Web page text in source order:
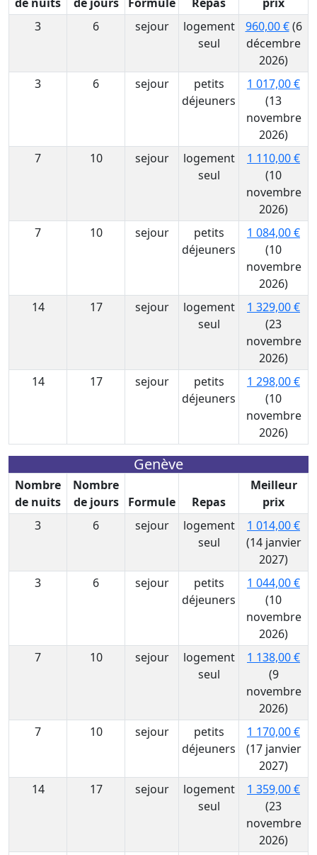
3
6 sejour
logement
seul
960,00 €(6
décembre
2026)
3
6 sejour
petits
déjeuners
1 017,00 €
(13
novembre
2026)
7
10 sejour
logement
seul
1 110,00 €
(10
novembre
2026)
7
10 sejour
petits
déjeuners
1 084,00 €
(10
novembre
2026)
14
17 sejour
logement
seul
1 329,00 €
(23
novembre
2026)
14
17 sejour
petits
déjeuners
1 298,00 €
(10
novembre
2026)
Genève
Nombre
de nuits
Nombre
de jours
Formule Repas
Meilleur
prix
3
6 sejour
logement
seul
1 014,00 €
(14 janvier
2027)
3
6 sejour
petits
déjeuners
1 044,00 €
(10
novembre
2026)
7
10 sejour
logement
seul
1 138,00 €
(9
novembre
2026)
7
10 sejour
petits
déjeuners
1 170,00 €
(17 janvier
2027)
14
17 sejour
logement
seul
1 359,00 €
(23
novembre
2026)